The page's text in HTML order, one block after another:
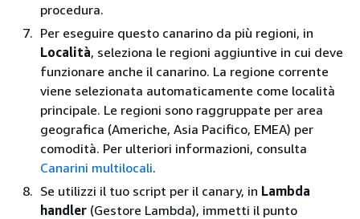
procedura.
Per eseguire questo canarino da più regioni, in
Località, seleziona le regioni aggiuntive in cui deve
funzionare anche il canarino. La regione corrente
viene selezionata automaticamente come località
principale. Le regioni sono raggruppate per area
geografica (Americhe, Asia Pacifico, EMEA) per
comodità. Per ulteriori informazioni, consulta
Canarini multilocali.
Se utilizzi il tuo script per il canary, in Lambda
handler (Gestore Lambda), immetti il punto